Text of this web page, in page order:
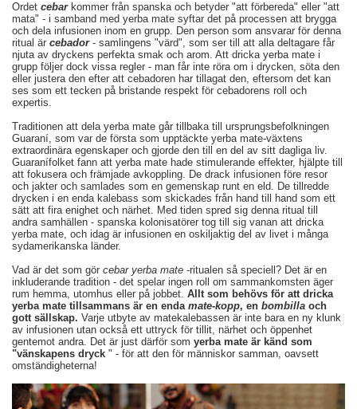
Ordet cebarkommer från spanska och betyder "att förbereda" eller "att
mata" - i samband med yerba mate syftar det på processen att brygga
och dela infusionen inom en grupp. Den person som ansvarar för denna
ritual är cebador- samlingens "värd", som ser till att alla deltagare får
njuta av dryckens perfekta smak och arom. Att dricka yerba mate i
grupp följer dock vissa regler - man får inte röra om i drycken, söta den
eller justera den efter att cebadoren har tillagat den, eftersom det kan
ses som ett tecken på bristande respekt för cebadorens roll och
expertis.
Traditionen att dela yerba mate går tillbaka till ursprungsbefolkningen
Guaraní, som var de första som upptäckte yerba mate-växtens
extraordinära egenskaper och gjorde den till en del av sitt dagliga liv.
Guaranífolket fann att yerba mate hade stimulerande effekter, hjälpte till
att fokusera och främjade avkoppling. De drack infusionen före resor
och jakter och samlades som en gemenskap runt en eld. De tillredde
drycken i en enda kalebass som skickades från hand till hand som ett
sätt att fira enighet och närhet. Med tiden spred sig denna ritual till
andra samhällen - spanska kolonisatörer tog till sig vanan att dricka
yerba mate, och idag är infusionen en oskiljaktig del av livet i många
sydamerikanska länder.
Vad är det som gör cebar yerba mate -ritualen så speciell? Det är en
inkluderande tradition - det spelar ingen roll om sammankomsten äger
rum hemma, utomhus eller på jobbet. Allt som behövs för att dricka
yerba mate tillsammans är en enda mate-kopp, en bombilla och
gott sällskap. Varje utbyte av matekalebassen är inte bara en ny klunk
av infusionen utan också ett uttryck för tillit, närhet och öppenhet
gentemot andra. Det är just därför som yerba mate är känd som
"vänskapens dryck " - för att den för människor samman, oavsett
omständigheterna!